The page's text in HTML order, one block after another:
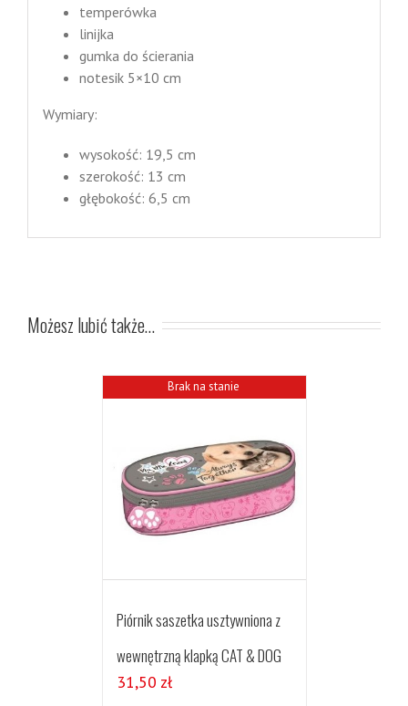
temperówka
linijka
gumka do ścierania
notesik 5×10 cm
Wymiary:
wysokość: 19,5 cm
szerokość: 13 cm
głębokość: 6,5 cm
Możesz lubić także…
Brak na stanie
Piórnik saszetka usztywniona z
wewnętrzną klapką CAT & DOG
31,50 zł